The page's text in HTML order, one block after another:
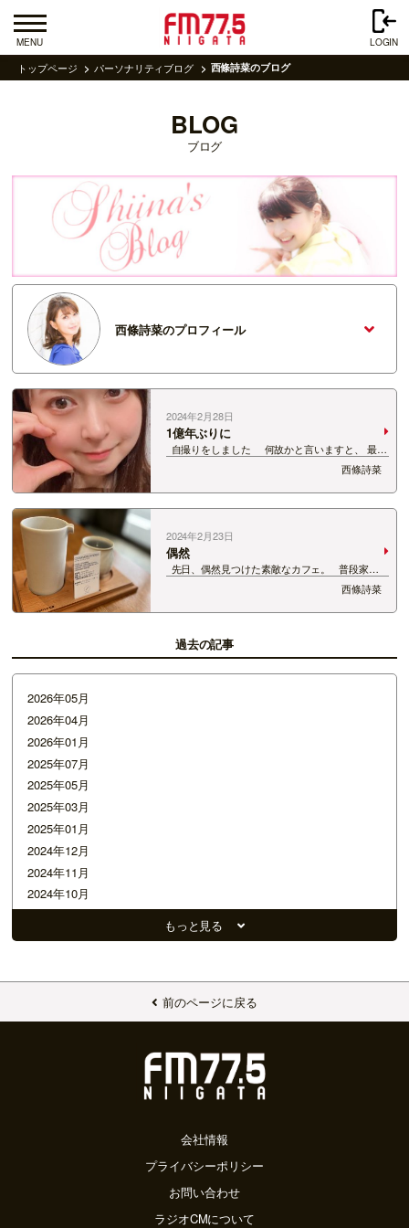
MENU LOGIN
トップページ パーソナリティブログ 西條詩菜のブログ
BLOG
ブログ
西條詩菜のプロフィール
2024年2月28日
1億年ぶりに
自撮りをしました 何故かと言いますと、 最近
まつ毛パーマをかけたので自慢したかったんで
す。 わかりますか？ 目がキラキラして見えませ
ん？ これは根本か…
西條詩菜
2024年2月23日
偶然
先日、偶然見つけた素敵なカフェ。 普段家で
は飲まないようなめずらしいコーヒーがたくさん
で、 しかも全部試飲できるんです。 どれにしよ
うか選びながら、心躍りました。 …
西條詩菜
過去の記事
2026年05月
2026年04月
2026年01月
2025年07月
2025年05月
2025年03月
2025年01月
2024年12月
2024年11月
2024年10月
2024年09月
2024年08月
2024年06月
2024年04月
もっと見る
前のページに戻る
会社情報
プライバシーポリシー
お問い合わせ
ラジオCMについて